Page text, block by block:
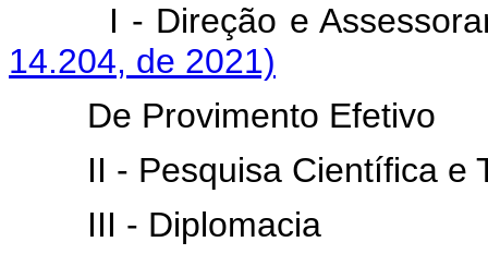
I - Direção e
14.204, de 2021)
De Provimento Efetivo
II - Pesquisa Científica e
III - Diplomacia